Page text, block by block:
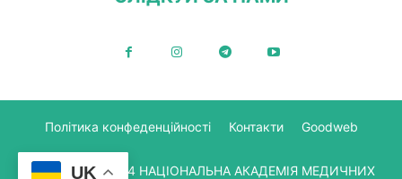
Політика конфеденційності Контакти Goodweb
© Copyright 2024 НАЦІОНАЛЬНА АКАДЕМІЯ МЕДИЧНИХ
UK